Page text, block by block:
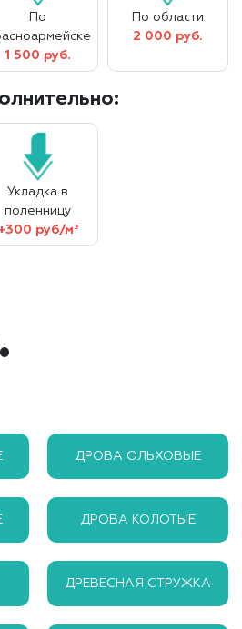
По
1 500 руб.
По области
2 000 руб.
Укладка в
поленницу
руб/м³
ДРОВА ОЛЬХОВЫЕ
ДРОВА КОЛОТЫЕ
ДРЕВЕСНАЯ СТРУЖКА